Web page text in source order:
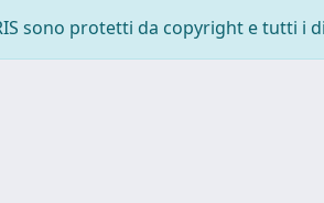
sono protetti da copyright e tutti i